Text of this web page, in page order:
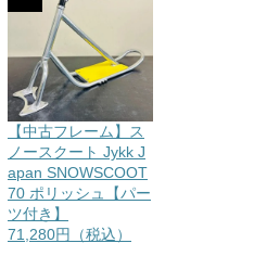
【中古フレーム】ス
ノースクート Jykk J
apan SNOWSCOOT
70 ポリッシュ【パー
ツ付き】
71,280円（税込）